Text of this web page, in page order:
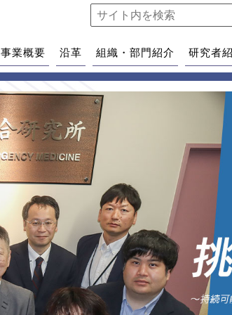
事業概要 沿革 組織・部門紹介 研究者